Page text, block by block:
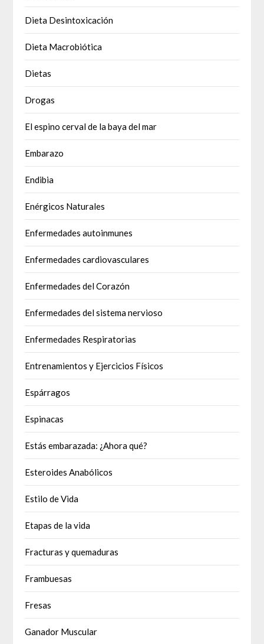
Dieta Desintoxicación
Dieta Macrobiótica
Dietas
Drogas
El espino cerval de la baya del mar
Embarazo
Endibia
Enérgicos Naturales
Enfermedades autoinmunes
Enfermedades cardiovasculares
Enfermedades del Corazón
Enfermedades del sistema nervioso
Enfermedades Respiratorias
Entrenamientos y Ejercicios Físicos
Espárragos
Espinacas
Estás embarazada: ¿Ahora qué?
Esteroides Anabólicos
Estilo de Vida
Etapas de la vida
Fracturas y quemaduras
Frambuesas
Fresas
Ganador Muscular